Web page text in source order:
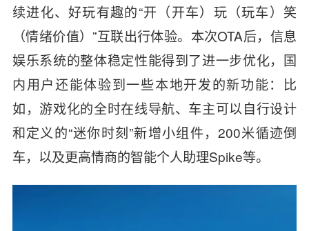
续进化、好玩有趣的“开（开车）玩（玩车）笑
（情绪价值）”互联出行体验。本次OTA后，信息
娱乐系统的整体稳定性能得到了进一步优化，国
内用户还能体验到一些本地开发的新功能：比
如，游戏化的全时在线导航、车主可以自行设计
和定义的“迷你时刻”新增小组件，200米循迹倒
车，以及更高情商的智能个人助理Spike等。